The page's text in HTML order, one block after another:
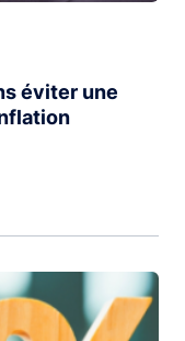
éviter une